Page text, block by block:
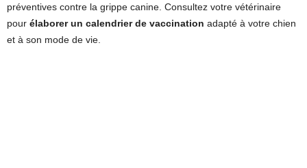
préventives contre la grippe canine. Consultez votre vétérinaire
pour élaborer un calendrier de vaccination adapté à votre chien
et à son mode de vie.